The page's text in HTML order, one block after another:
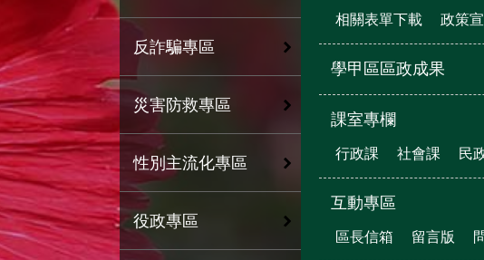
反詐騙專區
災害防救專區
性別主流化專區
役政專區
相關表單下載 政策
學甲區區政成果
課室專欄
行政課 社會課 民
互動專區
區長信箱 留言版